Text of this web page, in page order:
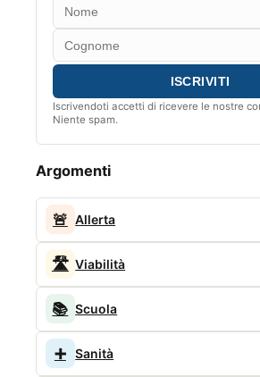
Iscrivendoti accetti di ricevere le nostre
Niente spam.
Argomenti
🚨 Allerta
🛣️ Viabilità
📚 Scuola
➕ Sanità